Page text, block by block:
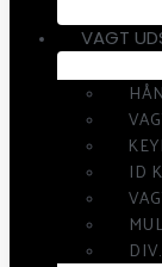
VAGT
ID